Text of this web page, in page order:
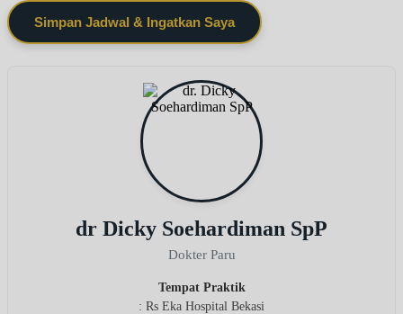
Simpan Jadwal & Ingatkan Saya
dr Dicky Soehardiman SpP
Dokter Paru
Tempat Praktik
: Rs Eka Hospital Bekasi